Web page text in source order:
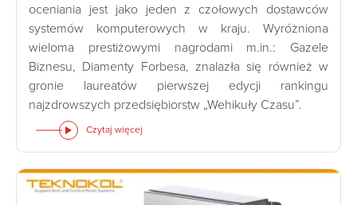
oceniania jest jako jeden z czołowych dostawców
systemów komputerowych w kraju. Wyróżniona
wieloma prestiżowymi nagrodami m.in.: Gazele
Biznesu, Diamenty Forbesa, znalazła się również w
gronie laureatów pierwszej edycji rankingu
najzdrowszych przedsiębiorstw „Wehikuły Czasu”.
Czytaj więcej